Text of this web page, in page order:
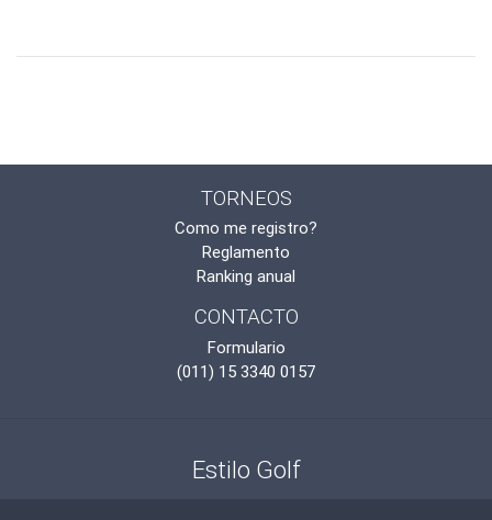
TORNEOS
Como me registro?
Reglamento
Ranking anual
CONTACTO
Formulario
(011) 15 3340 0157
Estilo Golf